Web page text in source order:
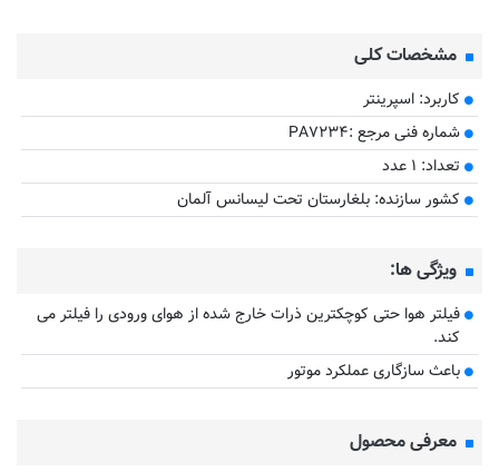
مشخصات کلی
کاربرد: اسپرینتر
​شماره فنی مرجع :PA۷۲۳۴
تعداد: ۱ عدد
کشور سازنده: بلغارستان تحت لیسانس آلمان
ویژگی ها:
فیلتر هوا حتی کوچکترین ذرات خارج شده از هوای ورودی را فیلتر می
کند.
باعث سازگاری عملکرد موتور
معرفی محصول